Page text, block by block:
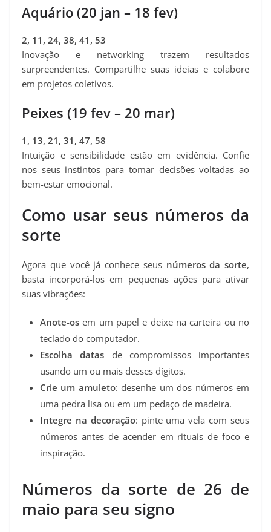
Aquário (20 jan – 18 fev)
2, 11, 24, 38, 41, 53
Inovação e networking trazem resultados
surpreendentes. Compartilhe suas ideias e colabore
em projetos coletivos.
Peixes (19 fev – 20 mar)
1, 13, 21, 31, 47, 58
Intuição e sensibilidade estão em evidência. Confie
nos seus instintos para tomar decisões voltadas ao
bem-estar emocional.
Como usar seus números da
sorte
Agora que você já conhece seus números da sorte,
basta incorporá-los em pequenas ações para ativar
suas vibrações:
Anote-os em um papel e deixe na carteira ou no
teclado do computador.
Escolha datas de compromissos importantes
usando um ou mais desses dígitos.
Crie um amuleto: desenhe um dos números em
uma pedra lisa ou em um pedaço de madeira.
Integre na decoração: pinte uma vela com seus
números antes de acender em rituais de foco e
inspiração.
Números da sorte de 26 de
maio para seu signo